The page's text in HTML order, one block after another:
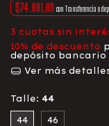
$74.691,00 con Transferencia o
3 cuotas sin
10% de descuento
depósito bancario
Ver más
Talle: 44
44 46